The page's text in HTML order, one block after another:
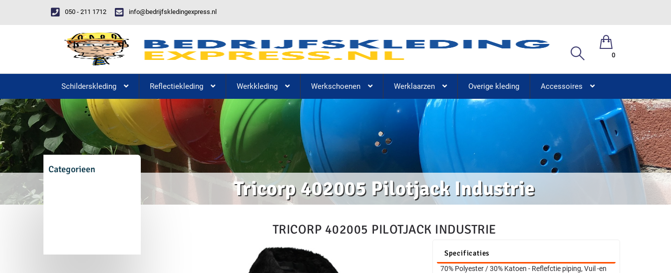
050 - 211 1712 info@bedrijfskledingexpress.nl
0
Schilderskleding Reflectiekleding Werkkleding Werkschoenen Werklaarzen Overige kleding Accessoires
Tricorp 402005 Pilotjack Industrie
TRICORP 402005 PILOTJACK INDUSTRIE
Specificaties
70% Polyester / 30% Katoen - Reflefctie piping, Vuil -en
Categorieen